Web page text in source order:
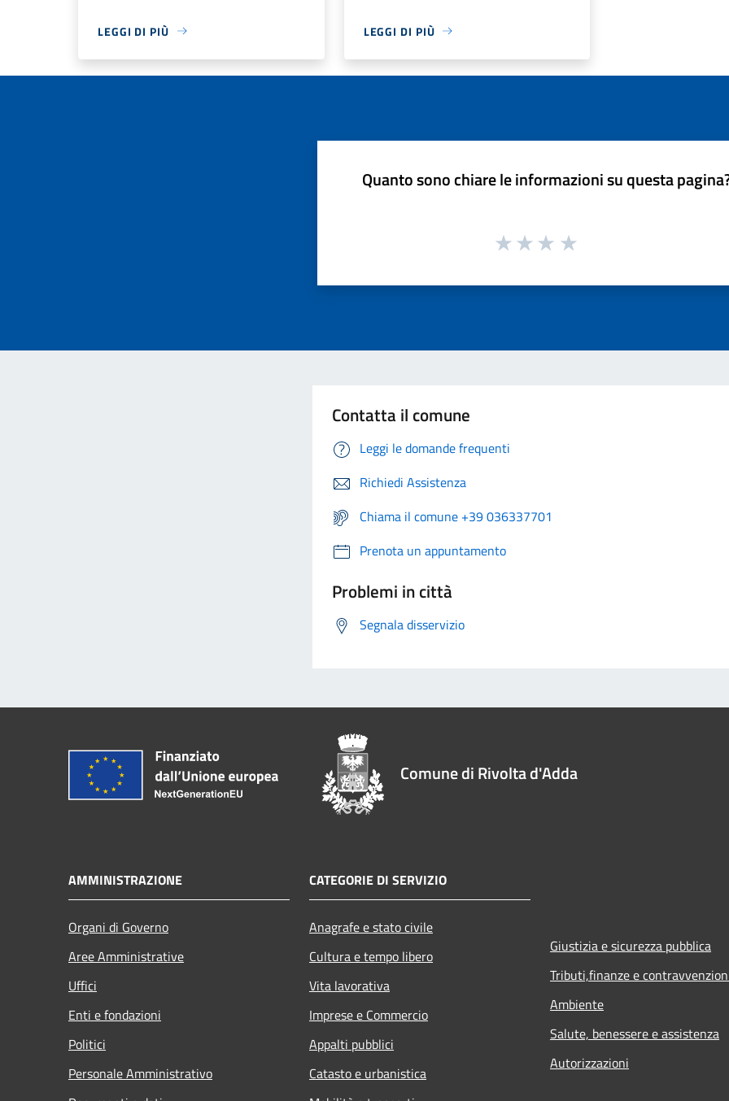
LEGGI DI PIÙ LEGGI DI PIÙ
Quanto sono chiare le informazioni su questa
Contatta il comune
Leggi le domande frequenti
Richiedi Assistenza
Chiama il comune +39 036337701
Prenota un appuntamento
Problemi in città
Segnala disservizio
Comune di Rivolta d'Adda
AMMINISTRAZIONE
Organi di Governo
Aree Amministrative
Uffici
Enti e fondazioni
Politici
Personale Amministrativo
CATEGORIE DI SERVIZIO
Anagrafe e stato civile
Cultura e tempo libero
Vita lavorativa
Imprese e Commercio
Appalti pubblici
Catasto e urbanistica
Giustizia e sicurezza pubblica
Tributi,finanze e
Ambiente
Salute, benessere e assistenza
Autorizzazioni